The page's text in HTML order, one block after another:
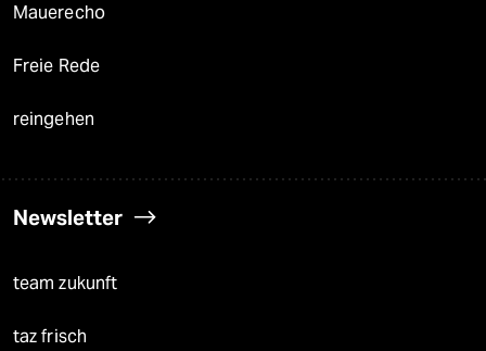
Mauerecho
Freie Rede
reingehen
Newsletter
team zukunft
taz frisch